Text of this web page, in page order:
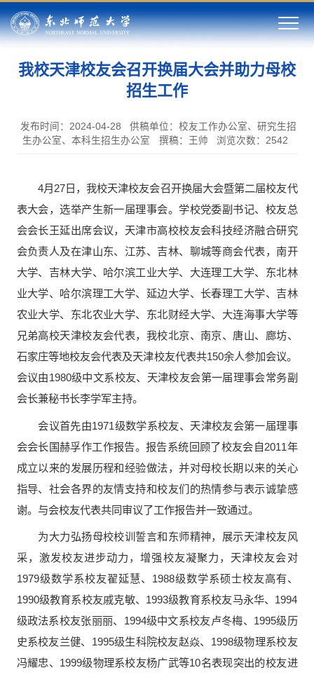
我校天津校友会召开换届大会并助力母校
招生工作
发布时间：2024-04-28
供稿单位：校友工作办公室、研究生招
生办公室、本科生招生办公室
撰稿：王帅 浏览次数： 2542
4月27日，我校天津校友会召开换届大会暨第二届校友代
表大会，选举产生新一届理事会。学校党委副书记、校友总
会会长王延出席会议，天津市高校校友会科技经济融合研究
会负责人及在津山东、江苏、吉林、聊城等商会代表，南开
大学、吉林大学、哈尔滨工业大学、大连理工大学、东北林
业大学、哈尔滨理工大学、延边大学、长春理工大学、吉林
农业大学、东北农业大学、东北财经大学、大连海事大学等
兄弟高校天津校友会代表，我校北京、南京、唐山、廊坊、
石家庄等地校友会代表及天津校友代表共150余人参加会议。
会议由1980级中文系校友、天津校友会第一届理事会常务副
会长兼秘书长李学军主持。
会议首先由1971级数学系校友、天津校友会第一届理事
会会长国赫孚作工作报告。报告系统回顾了校友会自2011年
成立以来的发展历程和经验做法，并对母校长期以来的关心
指导、社会各界的友情支持和校友们的热情参与表示诚挚感
谢。与会校友代表共同审议了工作报告并一致通过。
为大力弘扬母校校训誓言和东师精神，展示天津校友风
采，激发校友进步动力，增强校友凝聚力，天津校友会对
1979级数学系校友翟延慧、1988级数学系硕士校友高有、
1990级教育系校友戚克敏、1993级教育系校友马永华、1994
级政法系校友张丽丽、1994级中文系校友卢冬梅、1995级历
史系校友兰健、1995级生科院校友赵焱、1998级物理系校友
冯耀忠、1999级物理系校友杨广武等10名表现突出的校友进